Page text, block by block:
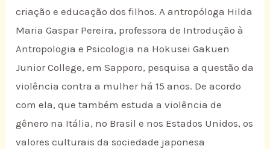
criação e educação dos filhos. A antropóloga Hilda
Maria Gaspar Pereira, professora de Introdução à
Antropologia e Psicologia na Hokusei Gakuen
Junior College, em Sapporo, pesquisa a questão da
violência contra a mulher há 15 anos. De acordo
com ela, que também estuda a violência de
gênero na Itália, no Brasil e nos Estados Unidos, os
valores culturais da sociedade japonesa